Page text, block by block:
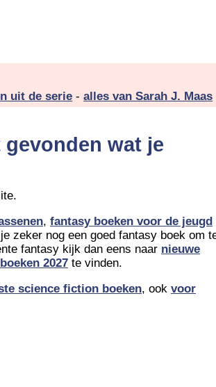
uit de serie -alles van Sarah J. Maas
wat je
, fantasy boeken voor de jeugd
zeker nog een goed fantasy boek om
fantasy kijk dan eens naar nieuwe
2027 te vinden.
science fiction boeken, ook voor